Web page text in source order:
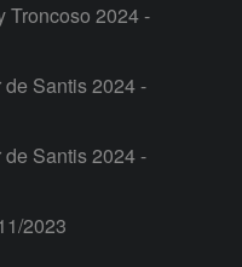
Troncoso 2024 -
Santis 2024 -
Santis 2024 -
2023